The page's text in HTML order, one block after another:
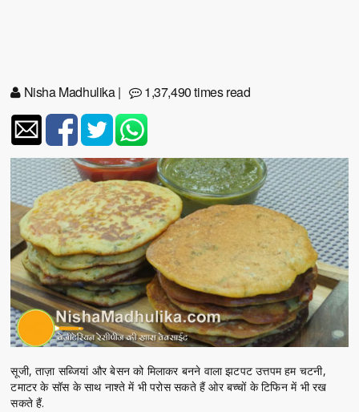
Nisha Madhulika| 1,37,490 times read
सूजी, ताज़ा सब्जियां और बेसन को मिलाकर बनने वाला झटपट उत्तपम हम चटनी,
टमाटर के सॉस के साथ नाश्ते में भी परोस सकते हैं ओर बच्चों के टिफिन में भी रख
सकते हैं.